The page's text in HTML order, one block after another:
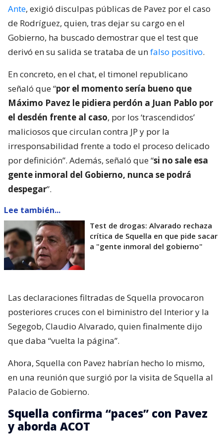
Ante, exigió disculpas públicas de Pavez por el caso
de Rodríguez, quien, tras dejar su cargo en el
Gobierno, ha buscado demostrar que el test que
derivó en su salida se trataba de unfalso positivo.
En concreto, en el chat, el timonel republicano
señaló que “por el momento sería bueno que
Máximo Pavez le pidiera perdón a Juan Pablo por
el desdén frente al caso, por los ‘trascendidos’
maliciosos que circulan contra JP y por la
irresponsabilidad frente a todo el proceso delicado
por definición”. Además, señaló que “si no sale esa
gente inmoral del Gobierno, nunca se podrá
despegar”.
Lee también...
Test de drogas: Alvarado rechaza
crítica de Squella en que pide sacar
a "gente inmoral del gobierno"
Las declaraciones filtradas de Squella provocaron
posteriores cruces con el biministro del Interior y la
Segegob, Claudio Alvarado, quien finalmente dijo
que daba “vuelta la página”.
Ahora, Squella con Pavez habrían hecho lo mismo,
en una reunión que surgió por la visita de Squella al
Palacio de Gobierno.
Squella confirma “paces” con Pavez
y aborda ACOT